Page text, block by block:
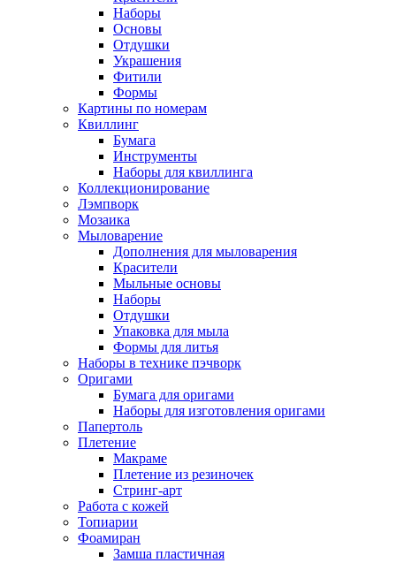
Наборы
Основы
Отдушки
Украшения
Фитили
Формы
Картины по номерам
Квиллинг
Бумага
Инструменты
Наборы для квиллинга
Коллекционирование
Лэмпворк
Мозаика
Мыловарение
Дополнения для мыловарения
Красители
Мыльные основы
Наборы
Отдушки
Упаковка для мыла
Формы для литья
Наборы в технике пэчворк
Оригами
Бумага для оригами
Наборы для изготовления оригами
Папертоль
Плетение
Макраме
Плетение из резиночек
Стринг-арт
Работа с кожей
Топиарии
Фоамиран
Замша пластичная